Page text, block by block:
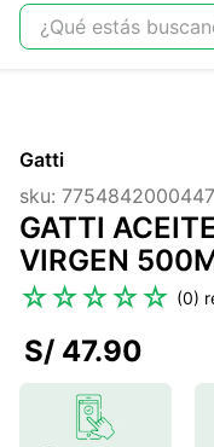
¿Qué estás buscando
2.
3.
colageno
4.
kefir
5 .
lab nutrition
magnesio
Gatti
sku: 7754842000447
GATTI
VIRGEN
☆☆☆☆☆ (0)
S/ 47.90